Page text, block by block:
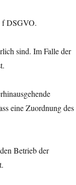
f DSGVO.
sind. Im Falle der
eine Zuordnung des
Betrieb der